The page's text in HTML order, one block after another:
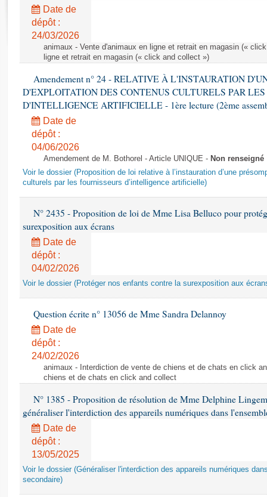
Rapports législatifs
Rapports sur l'application des lois
Baromètre de l’application des lois
Dossiers législatifs
Budget et sécurité sociale
Questions écrites et orales
Comptes rendus des débats
Date de
dépôt :
24/03/2026
animaux - Vente d'animaux en ligne et retrait en magasin («
ligne et retrait en magasin (« click and collect »)
Amendement n° 24 - RELATIVE À L'INSTAURATION
D'EXPLOITATION DES CONTENUS CULTURELS PAR LES
D'INTELLIGENCE ARTIFICIELLE - 1ère lecture (2ème
Date de
dépôt :
04/06/2026
Amendement de M. Bothorel - Article UNIQUE - Non renseigné
Voir le dossier (Proposition de loi relative à l’instauration d’une
culturels par les fournisseurs d’intelligence artificielle)
N° 2435 - Proposition de loi de Mme Lisa Belluco pour
surexposition aux écrans
Date de
dépôt :
04/02/2026
Voir le dossier (Protéger nos enfants contre la surexposition aux
Question écrite n° 13056 de Mme Sandra Delannoy
Date de
dépôt :
24/02/2026
animaux - Interdiction de vente de chiens et de chats en click
chiens et de chats en click and collect
N° 1385 - Proposition de résolution de Mme Delphine
généraliser l'interdiction des appareils numériques dans
Date de
dépôt :
13/05/2025
Voir le dossier (Généraliser l'interdiction des appareils numériques
secondaire)